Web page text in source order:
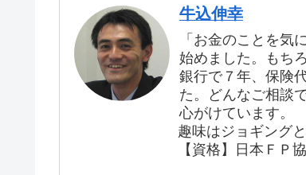
牛込伸幸
「お金のことを気
始めました。もち
銀行で７年、保険
た。どんなご相談
心がけています。
趣味はジョギング
【資格】日本ＦＰ